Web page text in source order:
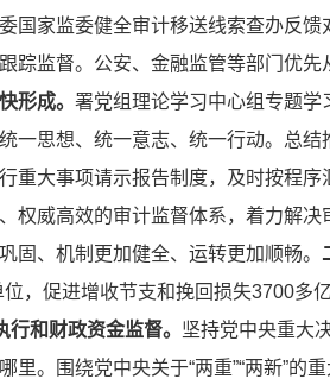
国家监委健全审计移送线索查办反
踪监督。公安、金融监管等部门优
形成。 署党组理论学习中心组专题
一思想、统一意志、统一行动。总结
重大事项请示报告制度，及时按程
权威高效的审计监督体系，着力解
固、机制更加健全、运转更加顺畅。
，促进增收节支和挽回损失3700多
行和财政资金监督。 坚持党中央重大
。围绕党中央关于“两重”“两新”的重